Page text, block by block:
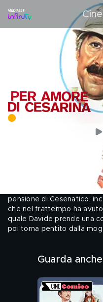
VALUTA
Regia: Vittorio Sindoni. Cast:
Monreale, Valeria Morriconi,
Valeria Moriconi, Roberto
ITALIA, 1976 | Dopo
pensione di Cesenatico,
che nel frattempo ha
quale Davide prende una
poi torna pentito dalla
Genere: Commedia,
Guarda anche